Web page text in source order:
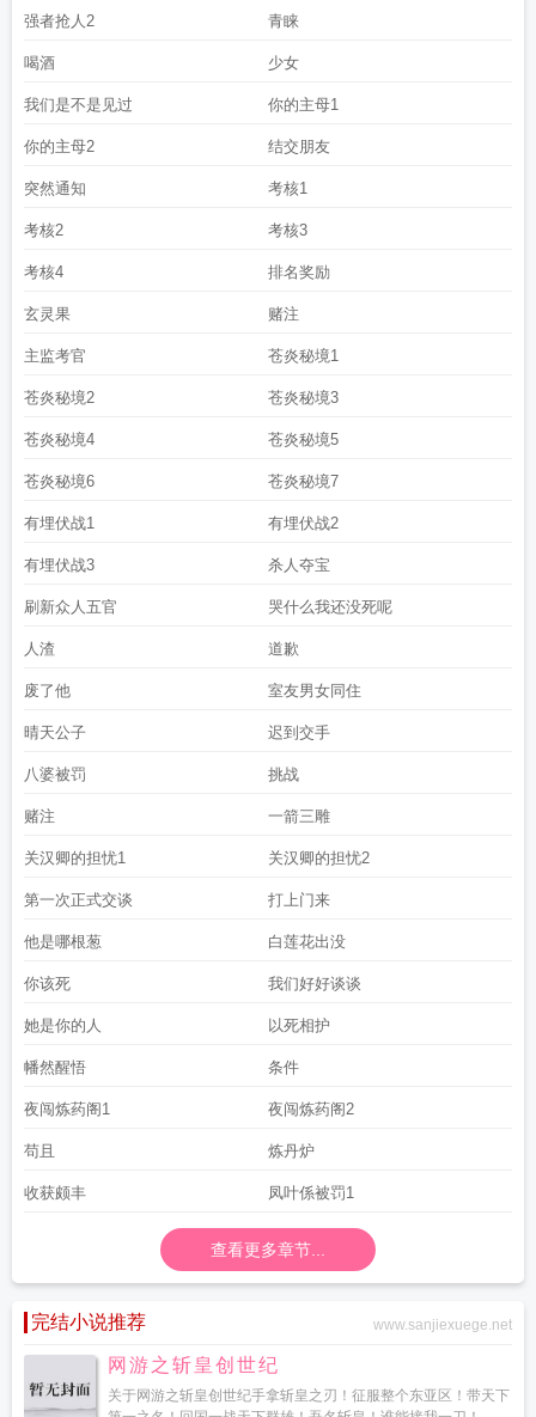
强者抢人2 青睐
喝酒 少女
我们是不是见过 你的主母1
你的主母2 结交朋友
突然通知 考核1
考核2 考核3
考核4 排名奖励
玄灵果 赌注
主监考官 苍炎秘境1
苍炎秘境2 苍炎秘境3
苍炎秘境4 苍炎秘境5
苍炎秘境6 苍炎秘境7
有埋伏战1 有埋伏战2
有埋伏战3 杀人夺宝
刷新众人五官 哭什么我还没死呢
人渣 道歉
废了他 室友男女同住
晴天公子 迟到交手
八婆被罚 挑战
赌注 一箭三雕
关汉卿的担忧1 关汉卿的担忧2
第一次正式交谈 打上门来
他是哪根葱 白莲花出没
你该死 我们好好谈谈
她是你的人 以死相护
幡然醒悟 条件
夜闯炼药阁1 夜闯炼药阁2
苟且 炼丹炉
收获颇丰 凤叶係被罚1
查看更多章节...
完结小说推荐 www.sanjiexuege.net
网游之斩皇创世纪
关于网游之斩皇创世纪手拿斩皇之刃！征服整个东亚区！带天下